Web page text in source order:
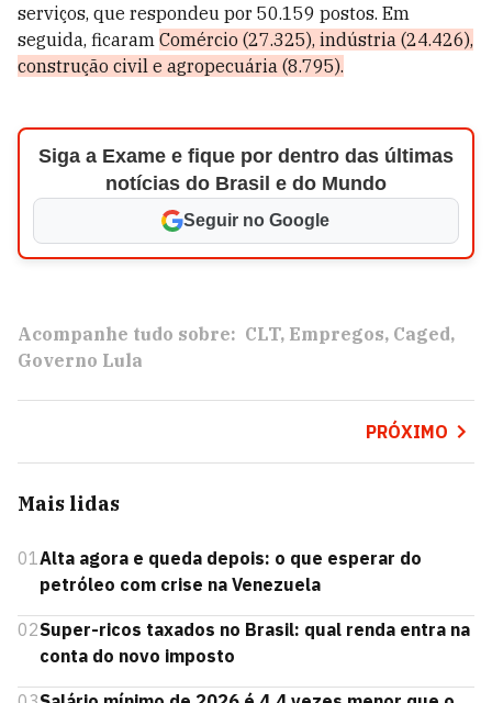
serviços, que respondeu por 50.159 postos. Em
seguida, ficaram Comércio (27.325), indústria (24.426),
construção civil e agropecuária (8.795).
Siga a Exame e fique por dentro das últimas
notícias do Brasil e do Mundo
Seguir no Google
Acompanhe tudo sobre: CLT Empregos Caged
Governo Lula
PRÓXIMO
Mais lidas
01 Alta agora e queda depois: o que esperar do
petróleo com crise na Venezuela
02Super-ricos taxados no Brasil: qual renda entra na
conta do novo imposto